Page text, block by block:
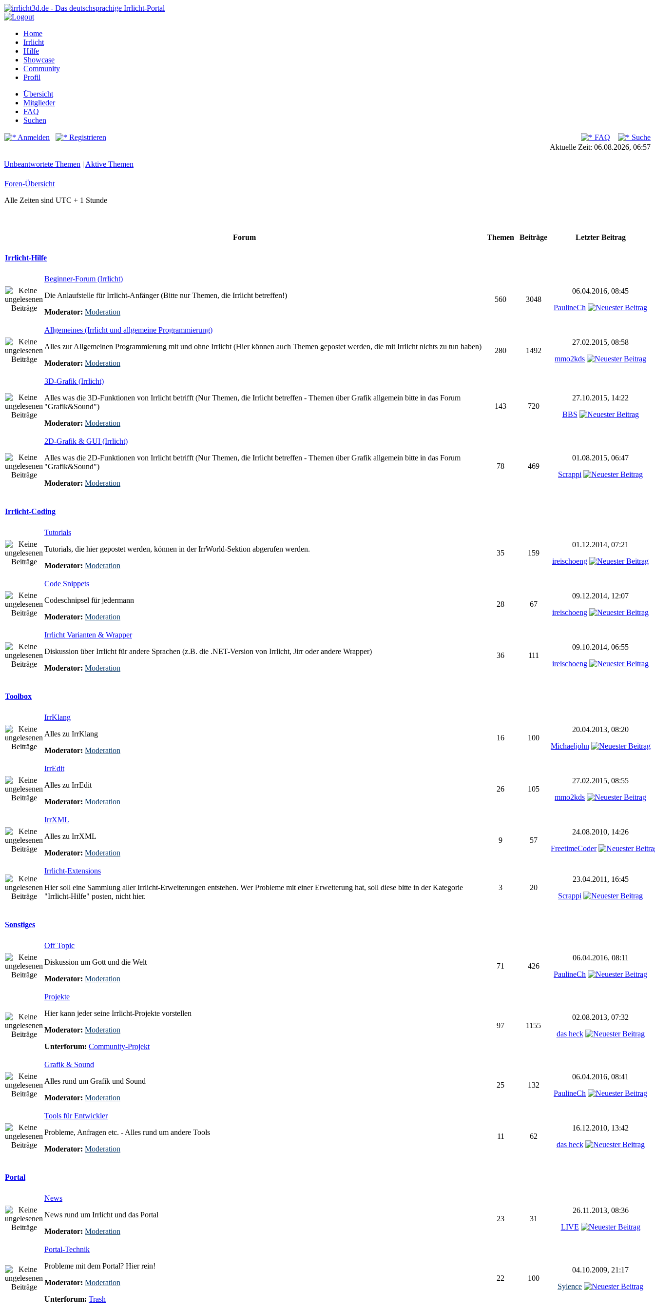
Home
Irrlicht
Hilfe
Showcase
Community
Profil
Übersicht
Mitglieder
FAQ
Suchen
Anmelden Registrieren FAQ
Suche
Aktuelle Zeit: 06.08.2026, 06:57
Unbeantwortete Themen | Aktive Themen
Foren-Übersicht
Alle Zeiten sind UTC + 1 Stunde
Forum Themen Beiträge Letzter Beitrag
Irrlicht-Hilfe
Beginner-Forum (Irrlicht)
Die Anlaufstelle für Irrlicht-Anfänger (Bitte nur Themen, die Irrlicht betreffen!)
Moderator: Moderation
560 3048
06.04.2016, 08:45
PaulineCh
Allgemeines (Irrlicht und allgemeine Programmierung)
Alles zur Allgemeinen Programmierung mit und ohne Irrlicht (Hier können auch Themen gepostet werden, die mit Irrlicht nichts zu tun haben)
Moderator: Moderation
280 1492
27.02.2015, 08:58
mmo2kds
3D-Grafik (Irrlicht)
Alles was die 3D-Funktionen von Irrlicht betrifft (Nur Themen, die Irrlicht betreffen - Themen über Grafik allgemein bitte in das Forum
"Grafik&Sound")
Moderator: Moderation
143 720
27.10.2015, 14:22
BBS
2D-Grafik & GUI (Irrlicht)
Alles was die 2D-Funktionen von Irrlicht betrifft (Nur Themen, die Irrlicht betreffen - Themen über Grafik allgemein bitte in das Forum
"Grafik&Sound")
Moderator: Moderation
78 469
01.08.2015, 06:47
Scrappi
Irrlicht-Coding
Tutorials
Tutorials, die hier gepostet werden, können in der IrrWorld-Sektion abgerufen werden.
Moderator: Moderation
35 159
01.12.2014, 07:21
ireischoeng
Code Snippets
Codeschnipsel für jedermann
Moderator: Moderation
28 67
09.12.2014, 12:07
ireischoeng
Irrlicht Varianten & Wrapper
Diskussion über Irrlicht für andere Sprachen (z.B. die .NET-Version von Irrlicht, Jirr oder andere Wrapper)
Moderator: Moderation
36 111
09.10.2014, 06:55
ireischoeng
Toolbox
IrrKlang
Alles zu IrrKlang
Moderator: Moderation
16 100
20.04.2013, 08:20
Michaeljohn
IrrEdit
Alles zu IrrEdit
Moderator: Moderation
26 105
27.02.2015, 08:55
mmo2kds
IrrXML
Alles zu IrrXML
Moderator: Moderation
9 57
24.08.2010, 14:26
FreetimeCoder
Irrlicht-Extensions
Hier soll eine Sammlung aller Irrlicht-Erweiterungen entstehen. Wer Probleme mit einer Erweiterung hat, soll diese bitte in der Kategorie
"Irrlicht-Hilfe" posten, nicht hier.
3 20
23.04.2011, 16:45
Scrappi
Sonstiges
Off Topic
Diskussion um Gott und die Welt
Moderator: Moderation
71 426
06.04.2016, 08:11
PaulineCh
Projekte
Hier kann jeder seine Irrlicht-Projekte vorstellen
Moderator: Moderation
Unterforum: Community-Projekt
97 1155
02.08.2013, 07:32
das heck
Grafik & Sound
Alles rund um Grafik und Sound
Moderator: Moderation
25 132
06.04.2016, 08:41
PaulineCh
Tools für Entwickler
Probleme, Anfragen etc. - Alles rund um andere Tools
Moderator: Moderation
11 62
16.12.2010, 13:42
das heck
Portal
News
News rund um Irrlicht und das Portal
Moderator: Moderation
23 31
26.11.2013, 08:36
LIVE
Portal-Technik
Probleme mit dem Portal? Hier rein!
Moderator: Moderation
Unterforum: Trash
22 100
04.10.2009, 21:17
Sylence